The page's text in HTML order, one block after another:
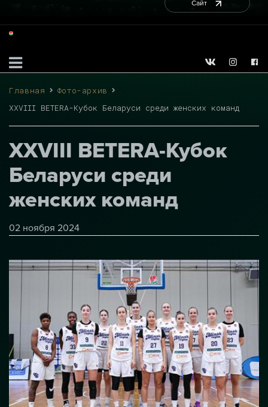
Сайт
Главная
Фото-архив
XXVIII BETERA-Кубок Беларуси среди женских команд
XXVIII BETERA-Кубок
Беларуси среди
женских команд
02 ноября 2024